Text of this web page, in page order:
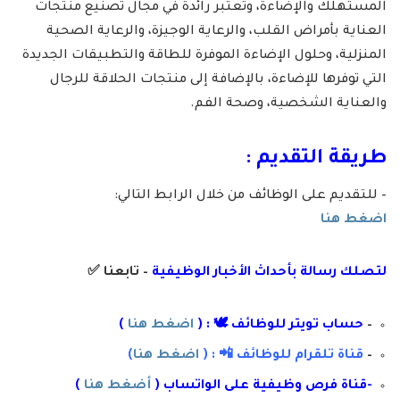
المستهلك والإضاءة، وتعتبر رائدة في مجال تصنيع منتجات
العناية بأمراض القلب، والرعاية الوجيزة، والرعاية الصحية
المنزلية، وحلول الإضاءة الموفرة للطاقة والتطبيقات الجديدة
التي توفرها للإضاءة، بالإضافة إلى منتجات الحلاقة للرجال
والعناية الشخصية، وصحة الفم.
طريقة التقديم :
– للتقديم على الوظائف من خلال الرابط التالي:
اضغط هنا
لتصلك رسالة بأحداث الأخبار الوظيفية – تابعنا ✅
– حساب تويتر للوظائف 🕊 : ( اضغط هنا )
– قناة تلقرام للوظائف 📲 : ( اضغط هنا)
-قناة فرص وظيفية على الواتساب ( أضغط هنا )